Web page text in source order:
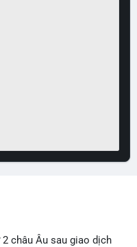
châu Âu sau giao dịch